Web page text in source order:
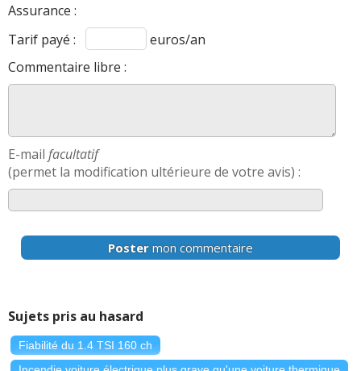
Assurance :
Tarif payé :
euros/an
Commentaire libre :
E-mail facultatif
(permet la modification ultérieure de votre avis) :
Poster mon commentaire
Sujets pris au hasard
Fiabilité du 1.4 TSI 160 ch